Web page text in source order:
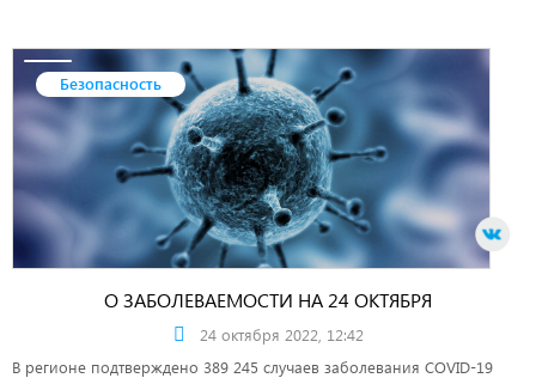
Безопасность
О ЗАБОЛЕВАЕМОСТИ НА 24 ОКТЯБРЯ
24 октября 2022, 12:42
В регионе подтверждено 389 245 случаев заболевания COVID-19